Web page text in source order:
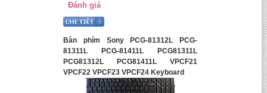
Đánh giá
Bàn phím Sony PCG-81312L PCG-
81311L PCG-81411L PCG81311L
PCG81312L PCG81411L VPCF21
VPCF22 VPCF23 VPCF24 Keyboard